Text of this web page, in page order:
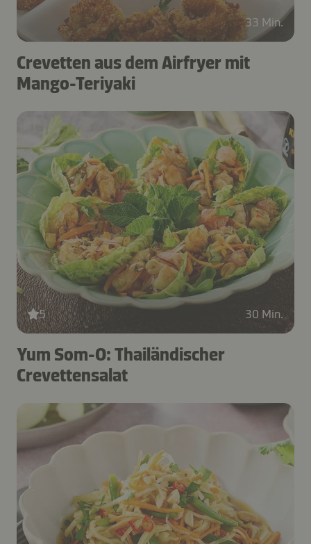
33 Min.
Crevetten aus dem Airfryer mit
Mango-Teriyaki
5 30 Min.
Yum Som-O: Thailändischer
Crevettensalat